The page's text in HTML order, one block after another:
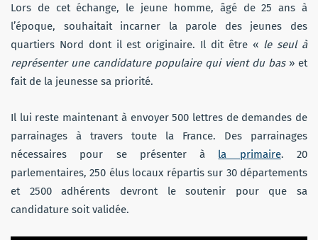
Lors de cet échange, le jeune homme, âgé de 25 ans à
l’époque, souhaitait incarner la parole des jeunes des
quartiers Nord dont il est originaire. Il dit être « le seul à
représenter une candidature populaire qui vient du bas» et
fait de la jeunesse sa priorité.
Il lui reste maintenant à envoyer 500 lettres de demandes de
parrainages à travers toute la France. Des parrainages
nécessaires
pour se présenter à la primaire. 20
parlementaires, 250 élus locaux répartis sur 30 départements
et 2500 adhérents devront le soutenir pour que sa
candidature soit validée.